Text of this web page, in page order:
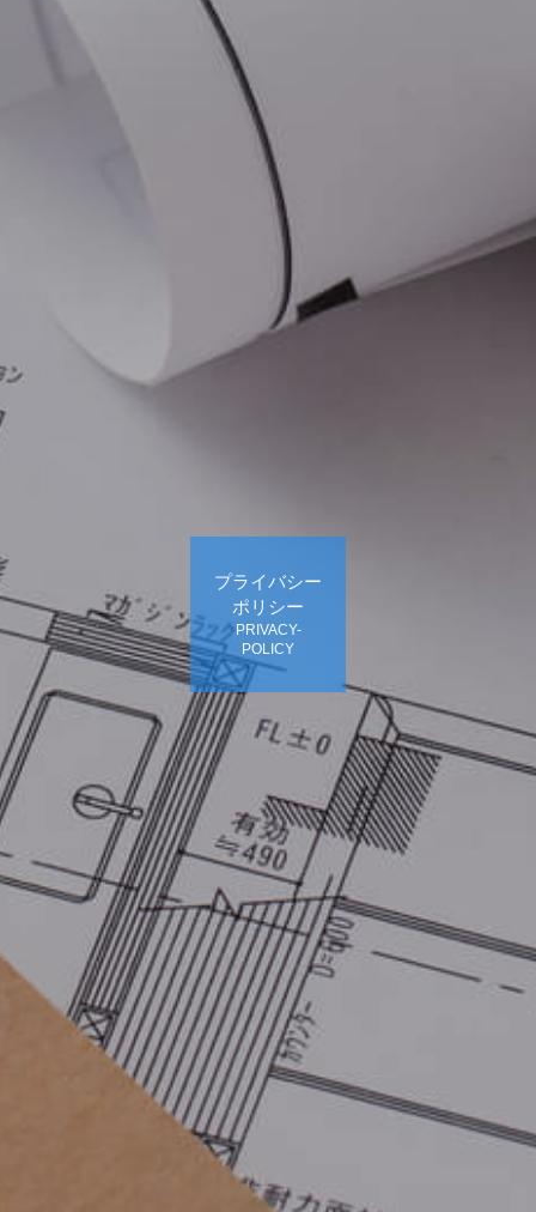
プライバシー
ポリシー
PRIVACY-
POLICY